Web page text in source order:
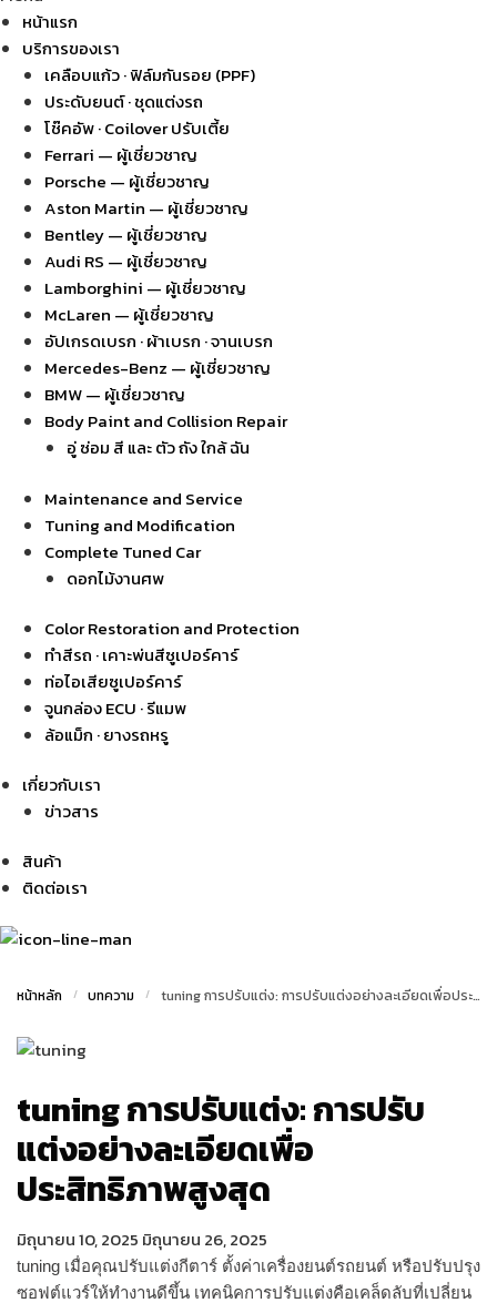
หน้าแรก
บริการของเรา
เคลือบแก้ว · ฟิล์มกันรอย (PPF)
ประดับยนต์ · ชุดแต่งรถ
โช๊คอัพ · Coilover ปรับเตี้ย
Ferrari — ผู้เชี่ยวชาญ
Porsche — ผู้เชี่ยวชาญ
Aston Martin — ผู้เชี่ยวชาญ
Bentley — ผู้เชี่ยวชาญ
Audi RS — ผู้เชี่ยวชาญ
Lamborghini — ผู้เชี่ยวชาญ
McLaren — ผู้เชี่ยวชาญ
อัปเกรดเบรก · ผ้าเบรก · จานเบรก
Mercedes-Benz — ผู้เชี่ยวชาญ
BMW — ผู้เชี่ยวชาญ
Body Paint and Collision Repair
อู่ ซ่อม สี และ ตัว ถัง ใกล้ ฉัน
Maintenance and Service
Tuning and Modification
Complete Tuned Car
ดอกไม้งานศพ
Color Restoration and Protection
ทำสีรถ · เคาะพ่นสีซูเปอร์คาร์
ท่อไอเสียซูเปอร์คาร์
จูนกล่อง ECU · รีแมพ
ล้อแม็ก · ยางรถหรู
เกี่ยวกับเรา
ข่าวสาร
สินค้า
ติดต่อเรา
หน้าหลัก / บทความ / tuning การปรับแต่ง: การปรับแต่งอย่างละเอียดเพื่อประสิทธิภาพสูงสุด
tuning การปรับแต่ง: การปรับ
แต่งอย่างละเอียดเพื่อ
ประสิทธิภาพสูงสุด
มิถุนายน 10, 2025 มิถุนายน 26, 2025
tuning เมื่อคุณปรับแต่งกีตาร์ ตั้งค่าเครื่องยนต์รถยนต์ หรือปรับปรุง
ซอฟต์แวร์ให้ทำงานดีขึ้น เทคนิคการปรับแต่งคือเคล็ดลับที่เปลี่ยน